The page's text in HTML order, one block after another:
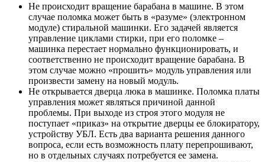
Не происходит вращение барабана в машине. В этом
случае поломка может быть в «разуме» (электронном
модуле) стиральной машинки. Его задачей является
управление циклами стирки, при его поломке –
машинка перестает нормально функционировать, и
соответственно не происходит вращение барабана. В
этом случае можно «прошить» модуль управления или
произвести замену на новый модуль.
Не открывается дверца люка в машинке. Поломка платы
управления может являться причиной данной
проблемы. При выходе из строя этого модуля не
поступает «приказ» на открытие дверцы ее блокиратору,
устройству УБЛ. Есть два варианта решения данного
вопроса, если есть возможность плату перепрошивают,
но в отдельных случаях потребуется ее замена.